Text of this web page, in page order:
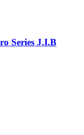
Series J.I.B